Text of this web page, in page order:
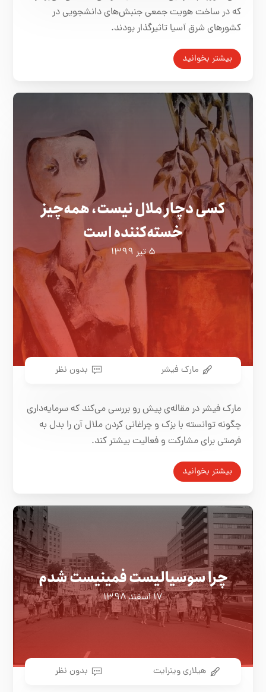
که در ساخت هویت جمعی جنبش‌های دانشجویی در
کشورهای شرق آسیا تاثیرگذار بودند.
بیشتر بخوانید
کسی دچار ملال نیست، همه‌چیز
خسته‌کننده است
۵ تیر ۱۳۹۹
مارک فیشر بدون نظر
مارک فیشر در مقاله‌ی پیش رو بررسی می‌کند که سرمایه‌داری
چگونه توانسته با بزک و چراغانی کردن ملال آن را بدل به
فرصتی برای مشارکت و فعالیت بیشتر کند.
بیشتر بخوانید
چرا سوسیالیست فمینیست شدم
۱۷ اسفند ۱۳۹۸
هیلاری وینرایت بدون نظر